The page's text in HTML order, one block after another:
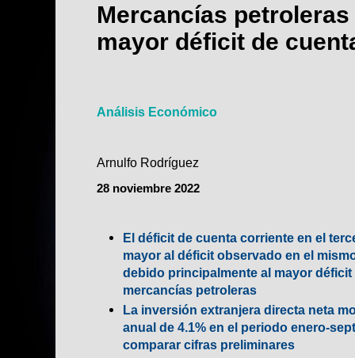
Mercancías
mayor déficit de
Análisis Económico
Arnulfo Rodríguez
28 noviembre 2022
El déficit de cuenta corriente en el
mayor al déficit observado en el
debido principalmente al mayor déficit
mercancías petroleras
La inversión extranjera directa neta
anual de 4.1% en el periodo enero-
comparar cifras preliminares